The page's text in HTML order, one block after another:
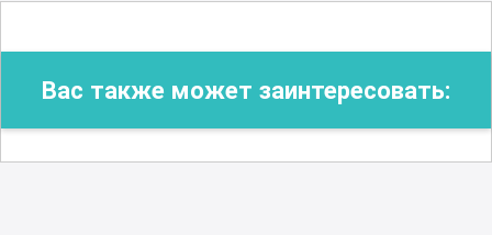
Вас также может заинтересовать: